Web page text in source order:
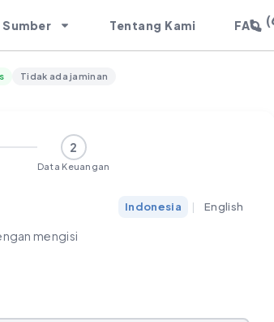
Sumber Tentang Kami FAQ
Tidak ada jaminan
2
Data Keuangan
mengisi
Indonesia | English